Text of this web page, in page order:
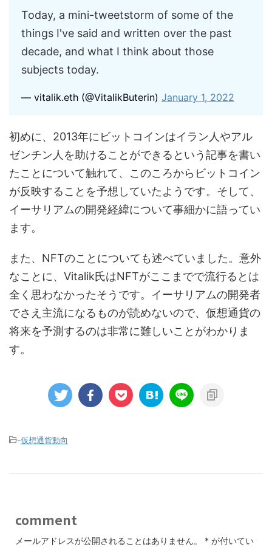
Today, a mini-tweetstorm of some of the
things I've said and written over the past
decade, and what I think about those
subjects today.
— vitalik.eth (@VitalikButerin) January 1, 2022
初めに、2013年にビットコインはイラン人やアル
ゼンチン人を助けることができるという記事を書い
たことについて触れて、このころからビットコイン
が反映することを予想していたようです。そして、
イーサリアムの開発経緯について事細かに語ってい
ます。
また、NFTのことについても述べていました。意外
なことに、Vitalik氏はNFTがここまでで流行るとは
全く思わなかったそうです。イーサリアムの開発者
でさえ主流になるものが読めないので、仮想通貨の
将来を予測するのは非常に難しいことがわかりま
す。
-仮想通貨動向
comment
メールアドレスが公開されることはありません。 * が付いてい